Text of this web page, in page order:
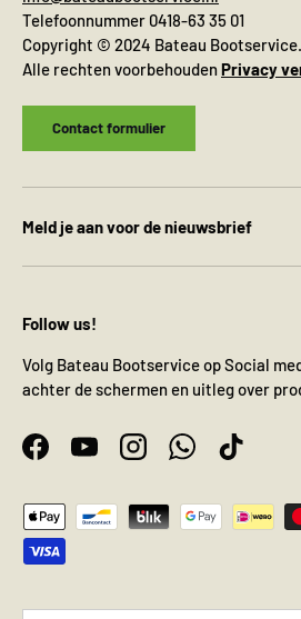
Telefoonnummer 0418-63 35 01
Copyright © 2024 Bateau Bootservice.
Alle rechten voorbehoudenPrivacy
Contact formulier
Meld je aan voor de nieuwsbrief
Follow us!
Volg Bateau Bootservice op Social
achter de schermen en uitleg over
FacebookYouTubeInstagramWhatsAppTikTok
Geaccepteerde betaalmethoden